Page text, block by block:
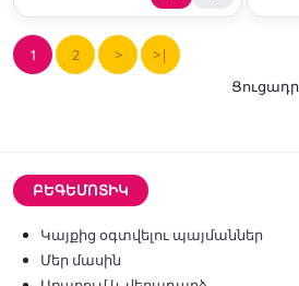
1 2 >
>|
ԲԵԳԵՄՈՏԻԿ
Կայքից օգտվելու պայմաններ
Մեր մասին